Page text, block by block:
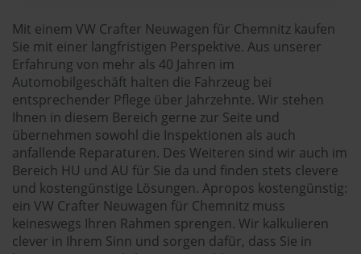
Mit einem VW Crafter Neuwagen für Chemnitz kaufen
Sie mit einer langfristigen Perspektive. Aus unserer
Erfahrung von mehr als 40 Jahren im
Automobilgeschäft halten die Fahrzeug bei
entsprechender Pflege über Jahrzehnte. Wir stehen
Ihnen in diesem Bereich gerne zur Seite und
übernehmen sowohl die Inspektionen als auch
anfallende Reparaturen. Des Weiteren sind wir auch im
Bereich HU und AU für Sie da und finden stets clevere
und kostengünstige Lösungen. Apropos kostengünstig:
ein VW Crafter Neuwagen für Chemnitz muss
keineswegs Ihren Rahmen sprengen. Wir kalkulieren
clever in Ihrem Sinn und sorgen dafür, dass Sie in